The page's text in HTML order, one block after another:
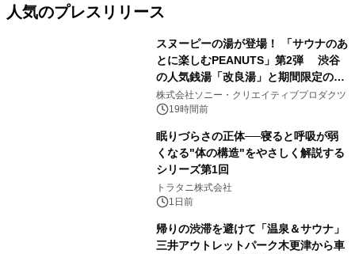
人気のプレスリリース
スヌーピーの湯が登場！ 「サウナのあ
とに楽しむPEANUTS」第2弾 渋谷
の人気銭湯「改良湯」と期間限定のコ
ラボレーション サウナイキタイコラ
ボグッズも発売決定！
株式会社ソニー・クリエイティブプロダクツ
19時間前
眠りづらさの正体──寝ると呼吸が弱
くなる"体の構造"をやさしく解説する
シリーズ第1回
トラタニ株式会社
1日前
帰りの渋滞を避けて「温泉＆サウナ」
三井アウトレットパーク木更津から車